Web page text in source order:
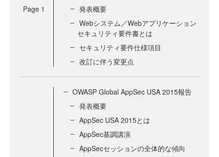
Page 1
発表概要
Webシステム／Webアプリケーション
セキュリティ要件書とは
セキュリティ要件仕様項目
改訂に伴う変更点
OWASP Global AppSec USA 2015報告
発表概要
AppSec USA 2015とは
AppSec基調講演
AppSecセッションの全体的な傾向